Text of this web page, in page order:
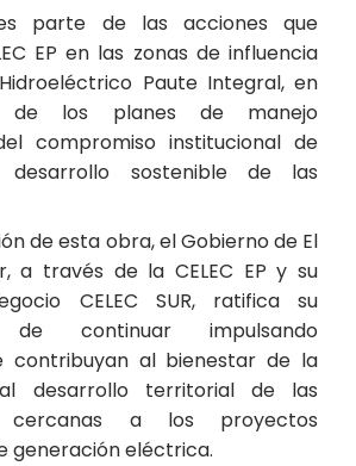
parte de las acciones que
EP en las zonas de influencia
Paute Integral, en
de los planes de manejo
compromiso institucional de
sostenible de las
de esta obra, el Gobierno de El
a través de la CELEC EP y su
CELEC SUR, ratifica su
de continuar impulsando
contribuyan al bienestar de la
desarrollo territorial de las
cercanas a los proyectos
generación eléctrica.